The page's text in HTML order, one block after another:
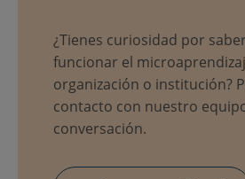
¿Tienes curiosidad por
funcionar el
organización o institución?
contacto con nuestro
conversación.